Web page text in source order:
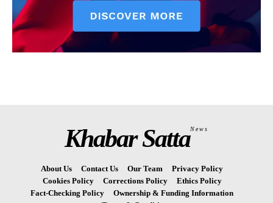
Khabar SattaNews
About Us Contact Us Our Team
Privacy Policy
Cookies Policy
Corrections Policy
Ethics Policy
Fact-Checking Policy
Ownership & Funding Information